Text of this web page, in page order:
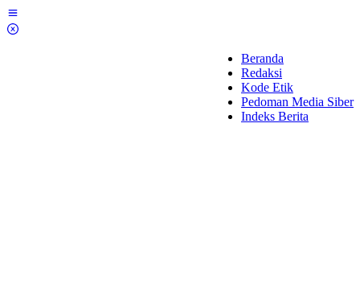
Lewati
ke
Beranda
Redaksi
Kode Etik
Pedoman Media Siber
Indeks Berita